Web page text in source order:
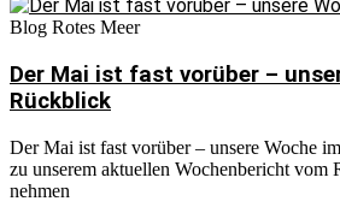
Blog Rotes Meer
Der Mai ist fast vorüber –
Rückblick
Der Mai ist fast vorüber – unsere Woche
zu unserem aktuellen Wochenbericht vom
nehmen